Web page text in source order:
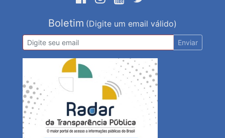
Boletim (Digite um email válido)
Enviar